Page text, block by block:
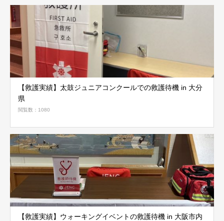
【救護実績】太鼓ジュニアコンクールでの救護待機 in 大分
県
閲覧数：1080
【救護実績】ウォーキングイベントの救護待機 in 大阪市内